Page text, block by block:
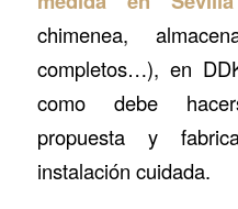
chimenea,
completos…), en
como debe
propuesta y
instalación cuidada.